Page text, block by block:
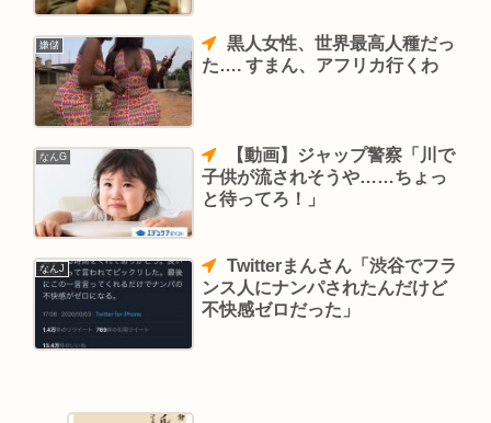
嫌儲
黒人女性、世界最高人種だっ
た…. すまん、アフリカ行くわ
なんG
子供が流されそうや……ちょっ
と待ってろ！」
なんJ
Twitterまんさん「渋谷でフラ
ンス人にナンパされたんだけど
不快感ゼロだった」